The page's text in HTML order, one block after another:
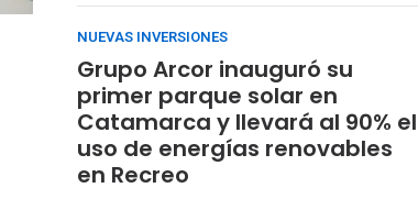
NUEVAS INVERSIONES
Grupo Arcor inauguró su
primer parque solar en
Catamarca y llevará al 90% el
uso de energías renovables
en Recreo